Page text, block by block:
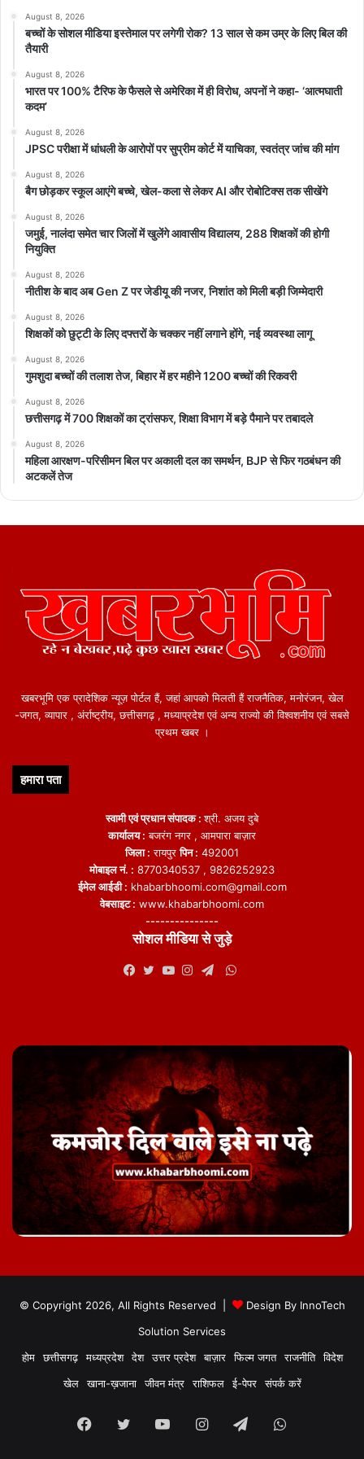
August 8, 2026
बच्चों के सोशल मीडिया इस्तेमाल पर लगेगी रोक? 13 साल से कम उम्र के लिए बिल की
तैयारी
August 8, 2026
भारत पर 100% टैरिफ के फैसले से अमेरिका में ही विरोध, अपनों ने कहा- ‘आत्मघाती
कदम’
August 8, 2026
JPSC परीक्षा में धांधली के आरोपों पर सुप्रीम कोर्ट में याचिका, स्वतंत्र जांच की मांग
August 8, 2026
बैग छोड़कर स्कूल आएंगे बच्चे, खेल-कला से लेकर AI और रोबोटिक्स तक सीखेंगे
August 8, 2026
जमुई, नालंदा समेत चार जिलों में खुलेंगे आवासीय विद्यालय, 288 शिक्षकों की होगी
नियुक्ति
August 8, 2026
नीतीश के बाद अब Gen Z पर जेडीयू की नजर, निशांत को मिली बड़ी जिम्मेदारी
August 8, 2026
शिक्षकों को छुट्टी के लिए दफ्तरों के चक्कर नहीं लगाने होंगे, नई व्यवस्था लागू
August 8, 2026
गुमशुदा बच्चों की तलाश तेज, बिहार में हर महीने 1200 बच्चों की रिकवरी
August 8, 2026
छत्तीसगढ़ में 700 शिक्षकों का ट्रांसफर, शिक्षा विभाग में बड़े पैमाने पर तबादले
August 8, 2026
महिला आरक्षण-परिसीमन बिल पर अकाली दल का समर्थन, BJP से फिर गठबंधन की
अटकलें तेज
खबरभूमि एक प्रादेशिक न्यूज़ पोर्टल हैं, जहां आपको मिलती हैं राजनैतिक, मनोरंजन, खेल
-जगत, व्यापार , अंर्राष्ट्रीय, छत्तीसगढ़ , मध्याप्रदेश एवं अन्य राज्यो की विश्वशनीय एवं सबसे
प्रथम खबर ।
हमारा पता
स्वामी एवं प्रधान संपादक :श्री. अजय दुबे
कार्यालय : बजरंग नगर , आमपारा बाज़ार
जिला : रायपुरपिन : 492001
मोबाइल नं. : 8770340537 , 9826252923
ईमेल आईडी : khabarbhoomi.com@gmail.com
वेबसाइट : www.khabarbhoomi.com
---------------
सोशल मीडिया से जुड़े
WhatsApp
© Copyright 2026, All Rights Reserved | Design By InnoTech
Solution Services
होम
छत्तीसगढ़ मध्यप्रदेश देश उत्तर प्रदेश बाज़ार फिल्म जगत राजनीति
विदेश
खेल
खाना-ख़जाना जीवन मंत्र राशिफल ई-पेपर संपर्क करें
Facebook
TwitterYouTubeInstagram
TelegramWhatsApp